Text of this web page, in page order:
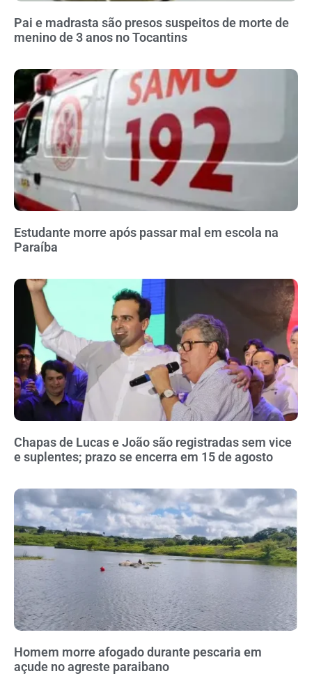
Pai e madrasta são presos suspeitos de morte de
menino de 3 anos no Tocantins
Estudante morre após passar mal em escola na
Paraíba
Chapas de Lucas e João são registradas sem vice
e suplentes; prazo se encerra em 15 de agosto
Homem morre afogado durante pescaria em
açude no agreste paraibano